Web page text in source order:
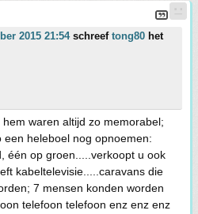
2015 21:54schreef tong80 het
waren altijd zo memorabel;
heleboel nog opnoemen:
één op groen.....verkoopt u ook
kabeltelevisie.....caravans die
7 mensen konden worden
telefoon telefoon enz enz enz